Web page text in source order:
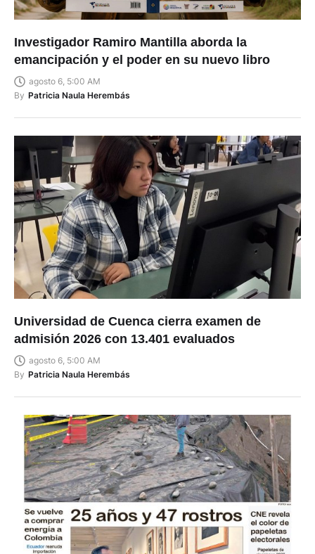
Investigador Ramiro Mantilla aborda la
emancipación y el poder en su nuevo libro
agosto 6, 5:00 AM
By Patricia Naula Herembás
Universidad de Cuenca cierra examen de
admisión 2026 con 13.401 evaluados
agosto 6, 5:00 AM
By Patricia Naula Herembás